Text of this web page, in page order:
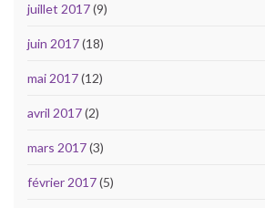
juillet 2017(9)
juin 2017(18)
mai 2017(12)
avril 2017(2)
mars 2017(3)
février 2017(5)